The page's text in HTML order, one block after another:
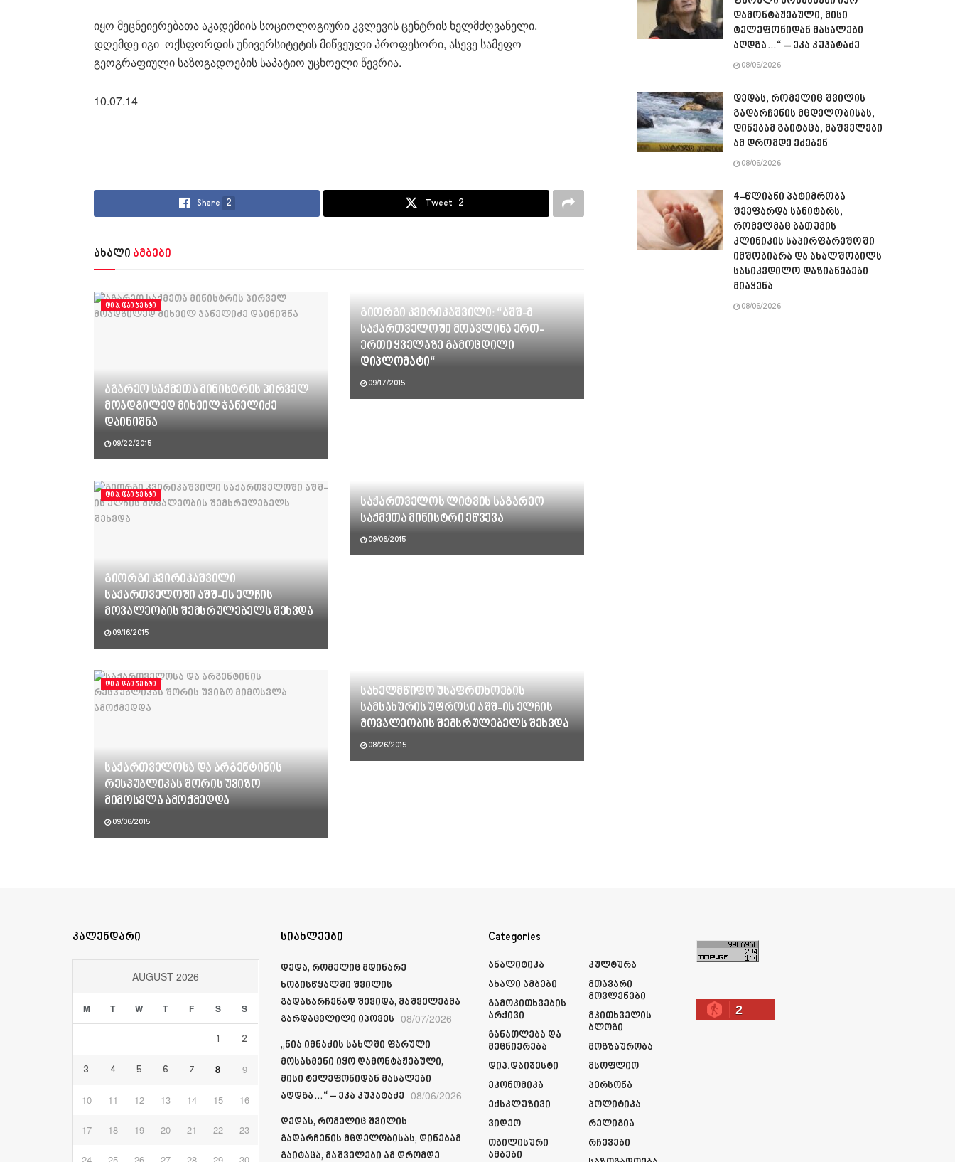
იყო მეცნეიერებათა აკადემიის სოციოლოგიური კვლევის ცენტრის ხელმძღვანელი.
დღემდე იგი ოქსფორდის უნივერსიტეტის მიწვეული პროფესორი, ასევე სამეფო
გეოგრაფიული საზოგადოების საპატიო უცხოელი წევრია.
10.07.14
Share 2 Tweet 2
ახალი ამბები
ᲓᲘᲞ.ᲓᲐᲘᲯᲔᲡᲢᲘ
აგარეო საქმეთა მინისტრის პირველ
მოადგილედ მიხეილ ჯანელიძე
დაინიშნა
09/22/2015
გიორგი კვირიკაშვილი: “აშშ-მ
საქართველოში მოავლინა ერთ-
ერთი ყველაზე გამოცდილი
დიპლომატი“
09/17/2015
ᲓᲘᲞ.ᲓᲐᲘᲯᲔᲡᲢᲘ
გიორგი კვირიკაშვილი
საქართველოში აშშ-ის ელჩის
მოვალეობის შემსრულებელს შეხვდა
09/16/2015
საქართველოს ლიტვის საგარეო
საქმეთა მინისტრი ეწვევა
09/06/2015
ᲓᲘᲞ.ᲓᲐᲘᲯᲔᲡᲢᲘ
საქართველოსა და არგენტინის
რესპუბლიკას შორის უვიზო
მიმოსვლა ამოქმედდა
09/06/2015
სახელმწიფო უსაფრთხოების
სამსახურის უფროსი აშშ-ის ელჩის
მოვალეობის შემსრულებელს შეხვდა
08/26/2015
დამონტაჟებული, მისი
ტელეფონიდან მასალები
აღდგა…“ – ეკა კუპატაძე
08/06/2026
დედას, რომელიც შვილის
გადარჩენის მცდელობისას,
დინებამ გაიტაცა, მაშველები
ამ დრომდე ეძებენ
08/06/2026
4-წლიანი პატიმრობა
შეეფარდა სანიტარს,
რომელმაც ბათუმის
კლინიკის საპირფარეშოში
იმშობიარა და ახალშობილს
სასიკვდილო დაზიანებები
მიაყენა
08/06/2026
კალენდარი
AUGUST 2026
M T W T F S S
1 2
3 4 5 6 7 8 9
10 11 12 13 14 15 16
17 18 19 20 21 22 23
სიახლეები
დედა, რომელიც მდინარე
ხობისწყალში შვილის
გადასარჩენად შევიდა, მაშველებმა
გარდაცვლილი იპოვეს 08/07/2026
„ნია იმნაძის სახლში ფარული
მოსასმენი იყო დამონტაჟებული,
მისი ტელეფონიდან მასალები
აღდგა…“ – ეკა კუპატაძე 08/06/2026
დედას, რომელიც შვილის
გადარჩენის მცდელობისას, დინებამ
გაიტაცა, მაშველები ამ დრომდე
Categories
Ანალიტიკა
Ახალი Ამბები
Გამოკითხვების
Არქივი
Განათლება Და
Მეცნიერება
Დიპ.დაიჯესტი
Ეკონომიკა
Ექსკლუზივი
Ვიდეო
Თბილისური
Ამბები
Კულტურა
Მთავარი
Მოვლენები
Მკითხველის
Ბლოგი
Მოგზაურობა
Მსოფლიო
Პერსონა
Პოლიტიკა
Რელიგია
Რჩევები
2